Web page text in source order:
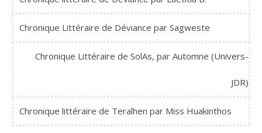
Chronique Littéraire de Déviance par Sagweste
Chronique Littéraire de SolAs, par Automne (Univers-
JDR)
Chronique littéraire de Teralhen par Miss Huakinthos